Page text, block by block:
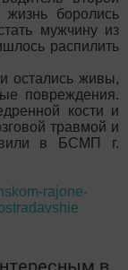
боролись
мужчину из
распилить
остались живы,
повреждения.
кости и
травмой и
в БСМП г.
rajone-